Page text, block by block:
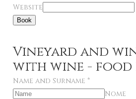
Website
Book
Vineyard and
with wine - food
Name and Surname *
Nome